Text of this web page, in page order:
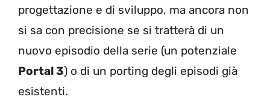
progettazione e di sviluppo, ma ancora non
si sa con precisione se si tratterà di un
nuovo episodio della serie (un potenziale
Portal 3) o di un porting degli episodi già
esistenti.